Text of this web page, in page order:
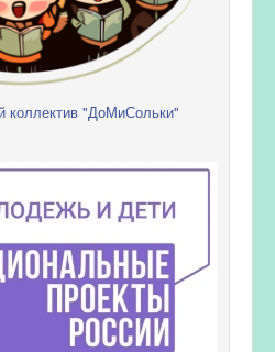
коллектив "ДоМиСольки"